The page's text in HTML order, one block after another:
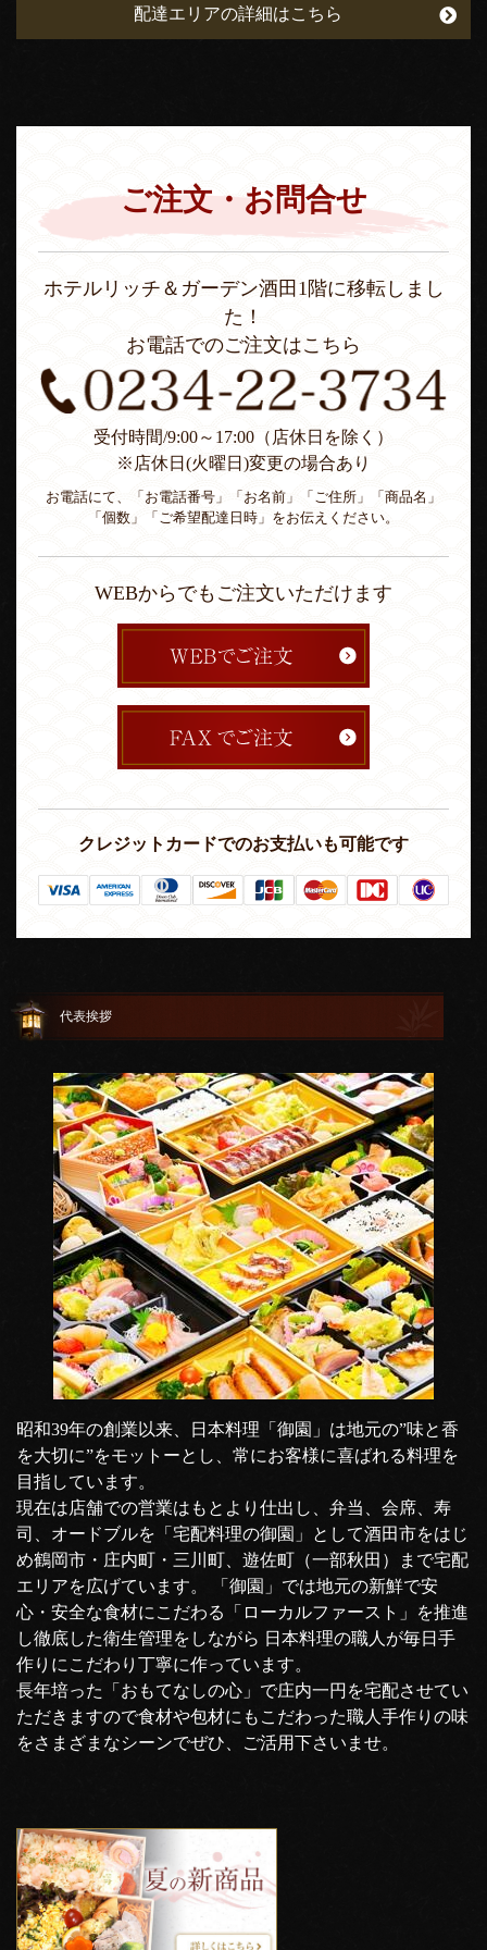
配達エリアの詳細はこちら
ご注文・お問合せ
ホテルリッチ＆ガーデン酒田1階に移転しまし
た！
お電話でのご注文はこちら
受付時間/9:00～17:00（店休日を除く）
※店休日(火曜日)変更の場合あり
お電話にて、「お電話番号」「お名前」「ご住所」「商品名」
「個数」「ご希望配達日時」をお伝えください。
WEBからでもご注文いただけます
クレジットカードでのお支払いも可能です
代表挨拶
昭和39年の創業以来、日本料理「御園」は地元の”味と香
を大切に”をモットーとし、常にお客様に喜ばれる料理を
目指しています。
現在は店舗での営業はもとより仕出し、弁当、会席、寿
司、オードブルを「宅配料理の御園」として酒田市をはじ
め鶴岡市・庄内町・三川町、遊佐町（一部秋田）まで宅配
エリアを広げています。 「御園」では地元の新鮮で安
心・安全な食材にこだわる「ローカルファースト」を推進
し徹底した衛生管理をしながら 日本料理の職人が毎日手
作りにこだわり丁寧に作っています。
長年培った「おもてなしの心」で庄内一円を宅配させてい
ただきますので食材や包材にもこだわった職人手作りの味
をさまざまなシーンでぜひ、ご活用下さいませ。